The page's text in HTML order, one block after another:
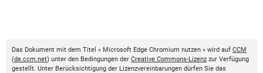
Das Dokument mit dem Titel « Microsoft Edge Chromium nutzen » wird auf CCM
(de.ccm.net) unter den Bedingungen der Creative Commons-Lizenz zur Verfügung
gestellt. Unter Berücksichtigung der Lizenzvereinbarungen dürfen Sie das